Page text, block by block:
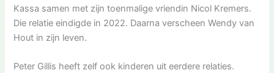
Kassa samen met zijn toenmalige vriendin Nicol Kremers.
Die relatie eindigde in 2022. Daarna verscheen Wendy van
Hout in zijn leven.
Peter Gillis heeft zelf ook kinderen uit eerdere relaties.